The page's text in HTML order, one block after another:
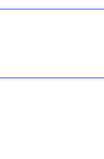
รให้ยุ่งยาก!
สี่ยง!